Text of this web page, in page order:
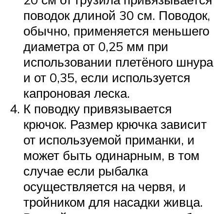
поводок длиной 30 см. Поводок,
обычно, применяется меньшего
диаметра от 0,25 мм при
использовании плетёного шнура
и от 0,35, если используется
капроновая леска.
К поводку привязывается
крючок. Размер крючка зависит
от используемой приманки, и
может быть одинарным, в том
случае если рыбалка
осуществляется на червя, и
тройником для насадки живца.